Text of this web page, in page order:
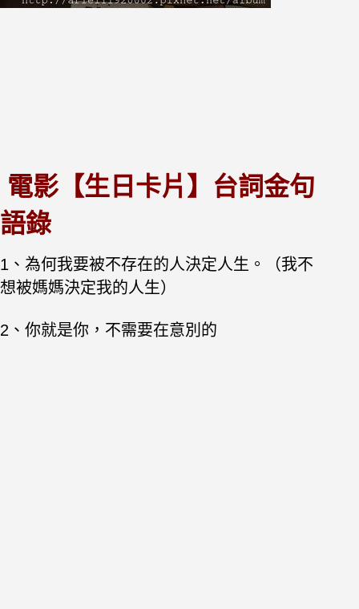
電影【生日卡片】台詞金句
語錄
1、為何我要被不存在的人決定人生。（我不
想被媽媽決定我的人生）
2、你就是你，不需要在意別的